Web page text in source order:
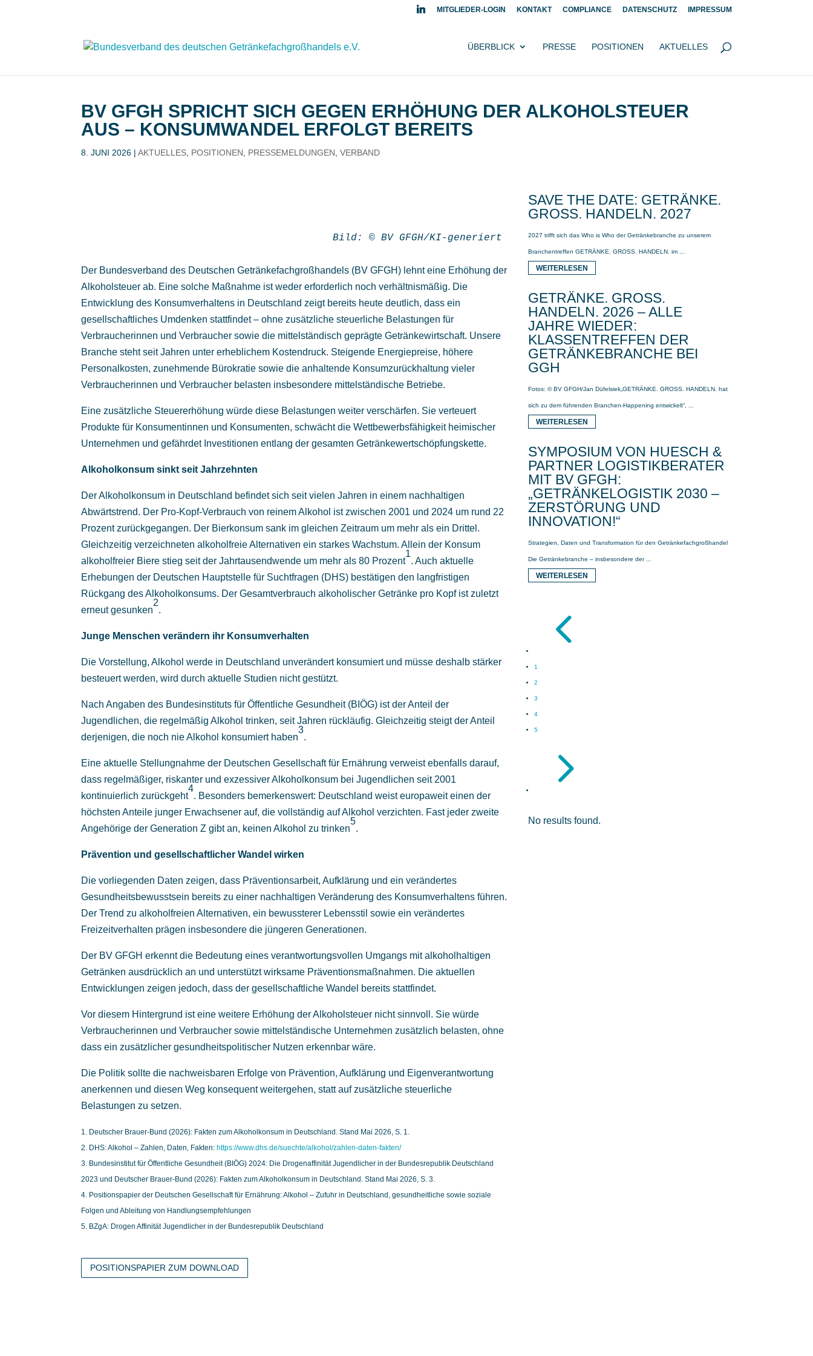
MITGLIEDER-LOGIN KONTAKT COMPLIANCE DATENSCHUTZ IMPRESSUM
ÜBERBLICK PRESSE POSITIONEN AKTUELLES
BV GFGH SPRICHT SICH GEGEN ERHÖHUNG DER ALKOHOLSTEUER
AUS – KONSUMWANDEL ERFOLGT BEREITS
8. JUNI 2026 |AKTUELLES POSITIONEN PRESSEMELDUNGEN ,VERBAND
Bild: © BV GFGH/KI-generiert
Der Bundesverband des Deutschen Getränkefachgroßhandels (BV GFGH) lehnt eine Erhöhung der
Alkoholsteuer ab. Eine solche Maßnahme ist weder erforderlich noch verhältnismäßig. Die
Entwicklung des Konsumverhaltens in Deutschland zeigt bereits heute deutlich, dass ein
gesellschaftliches Umdenken stattfindet – ohne zusätzliche steuerliche Belastungen für
Verbraucherinnen und Verbraucher sowie die mittelständisch geprägte Getränkewirtschaft. Unsere
Branche steht seit Jahren unter erheblichem Kostendruck. Steigende Energiepreise, höhere
Personalkosten, zunehmende Bürokratie sowie die anhaltende Konsumzurückhaltung vieler
Verbraucherinnen und Verbraucher belasten insbesondere mittelständische Betriebe.
Eine zusätzliche Steuererhöhung würde diese Belastungen weiter verschärfen. Sie verteuert
Produkte für Konsumentinnen und Konsumenten, schwächt die Wettbewerbsfähigkeit heimischer
Unternehmen und gefährdet Investitionen entlang der gesamten Getränkewertschöpfungskette.
Alkoholkonsum sinkt seit Jahrzehnten
Der Alkoholkonsum in Deutschland befindet sich seit vielen Jahren in einem nachhaltigen
Abwärtstrend. Der Pro-Kopf-Verbrauch von reinem Alkohol ist zwischen 2001 und 2024 um rund 22
Prozent zurückgegangen. Der Bierkonsum sank im gleichen Zeitraum um mehr als ein Drittel.
Gleichzeitig verzeichneten alkoholfreie Alternativen ein starkes Wachstum. Allein der Konsum
alkoholfreier Biere stieg seit der Jahrtausendwende um mehr als 80 Prozent
1
. Auch aktuelle
Erhebungen der Deutschen Hauptstelle für Suchtfragen (DHS) bestätigen den langfristigen
Rückgang des Alkoholkonsums. Der Gesamtverbrauch alkoholischer Getränke pro Kopf ist zuletzt
erneut gesunken
2
.
Junge Menschen verändern ihr Konsumverhalten
Die Vorstellung, Alkohol werde in Deutschland unverändert konsumiert und müsse deshalb stärker
besteuert werden, wird durch aktuelle Studien nicht gestützt.
Nach Angaben des Bundesinstituts für Öffentliche Gesundheit (BIÖG) ist der Anteil der
Jugendlichen, die regelmäßig Alkohol trinken, seit Jahren rückläufig. Gleichzeitig steigt der Anteil
derjenigen, die noch nie Alkohol konsumiert haben
3
.
Eine aktuelle Stellungnahme der Deutschen Gesellschaft für Ernährung verweist ebenfalls darauf,
dass regelmäßiger, riskanter und exzessiver Alkoholkonsum bei Jugendlichen seit 2001
kontinuierlich zurückgeht
4
. Besonders bemerkenswert: Deutschland weist europaweit einen der
höchsten Anteile junger Erwachsener auf, die vollständig auf Alkohol verzichten. Fast jeder zweite
Angehörige der Generation Z gibt an, keinen Alkohol zu trinken
5
.
Prävention und gesellschaftlicher Wandel wirken
Die vorliegenden Daten zeigen, dass Präventionsarbeit, Aufklärung und ein verändertes
Gesundheitsbewusstsein bereits zu einer nachhaltigen Veränderung des Konsumverhaltens führen.
Der Trend zu alkoholfreien Alternativen, ein bewussterer Lebensstil sowie ein verändertes
Freizeitverhalten prägen insbesondere die jüngeren Generationen.
Der BV GFGH erkennt die Bedeutung eines verantwortungsvollen Umgangs mit alkoholhaltigen
Getränken ausdrücklich an und unterstützt wirksame Präventionsmaßnahmen. Die aktuellen
Entwicklungen zeigen jedoch, dass der gesellschaftliche Wandel bereits stattfindet.
Vor diesem Hintergrund ist eine weitere Erhöhung der Alkoholsteuer nicht sinnvoll. Sie würde
Verbraucherinnen und Verbraucher sowie mittelständische Unternehmen zusätzlich belasten, ohne
dass ein zusätzlicher gesundheitspolitischer Nutzen erkennbar wäre.
Die Politik sollte die nachweisbaren Erfolge von Prävention, Aufklärung und Eigenverantwortung
anerkennen und diesen Weg konsequent weitergehen, statt auf zusätzliche steuerliche
Belastungen zu setzen.
Deutscher Brauer-Bund (2026): Fakten zum Alkoholkonsum in Deutschland. Stand Mai 2026, S. 1.
DHS: Alkohol – Zahlen, Daten, Fakten:https://www.dhs.de/suechte/alkohol/zahlen-daten-fakten/
Bundesinstitut für Öffentliche Gesundheit (BIÖG) 2024: Die Drogenaffinität Jugendlicher in der Bundesrepublik Deutschland
2023 und Deutscher Brauer-Bund (2026): Fakten zum Alkoholkonsum in Deutschland. Stand Mai 2026, S. 3.
Positionspapier der Deutschen Gesellschaft für Ernährung: Alkohol – Zufuhr in Deutschland, gesundheitliche sowie soziale
Folgen und Ableitung von Handlungsempfehlungen
BZgA: Drogen Affinität Jugendlicher in der Bundesrepublik Deutschland
POSITIONSPAPIER ZUM DOWNLOAD
SAVE THE DATE: GETRÄNKE.
GROSS. HANDELN. 2027
2027 trifft sich das Who is Who der Getränkebranche zu unserem
Branchentreffen GETRÄNKE. GROSS. HANDELN. im ...
WEITERLESEN
GETRÄNKE. GROSS.
HANDELN. 2026 – ALLE
JAHRE WIEDER:
KLASSENTREFFEN DER
GETRÄNKEBRANCHE BEI
GGH
Fotos: © BV GFGH/Jan Düfelsiek„GETRÄNKE. GROSS. HANDELN. hat
sich zu dem führenden Branchen-Happening entwickelt“, ...
WEITERLESEN
SYMPOSIUM VON HUESCH &
PARTNER LOGISTIKBERATER
MIT BV GFGH:
„GETRÄNKELOGISTIK 2030 –
ZERSTÖRUNG UND
INNOVATION!“
Strategien, Daten und Transformation für den Getränkefachgroßhandel
Die Getränkebranche – insbesondere der ...
WEITERLESEN
4
1
2
3
4
5
5
No results found.